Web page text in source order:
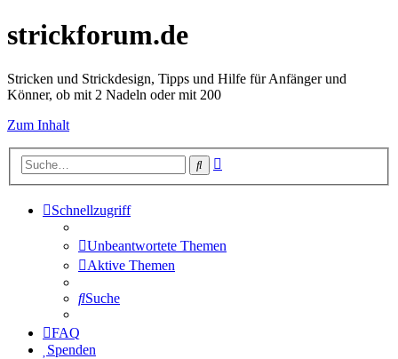
strickforum.de
Stricken und Strickdesign, Tipps und Hilfe für Anfänger und
Könner, ob mit 2 Nadeln oder mit 200
Zum Inhalt
Suche
Schnellzugriff
Unbeantwortete Themen
Aktive Themen
Suche
FAQ
Spenden